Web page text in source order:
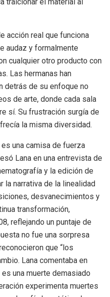
traicionar el material al
acción real que funciona
audaz y formalmente
cualquier otro producto con
Las hermanas han
detrás de su enfoque no
de arte, donde cada sala
sí. Su frustración surgía de
la misma diversidad.
una camisa de fuerza
Lana en una entrevista de
y la edición de
la narrativa de la linealidad
desvanecimientos y
transformación,
reflejando un puntaje de
no fue una sorpresa
que “los
Lana comentaba en
una muerte demasiado
experimenta muertes